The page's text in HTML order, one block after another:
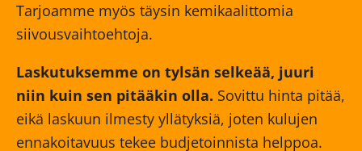
Tarjoamme myös täysin kemikaalittomia
siivousvaihtoehtoja.
Laskutuksemme on tylsän selkeää, juuri
niin kuin sen pitääkin olla. Sovittu hinta pitää,
eikä laskuun ilmesty yllätyksiä, joten kulujen
ennakoitavuus tekee budjetoinnista helppoa.